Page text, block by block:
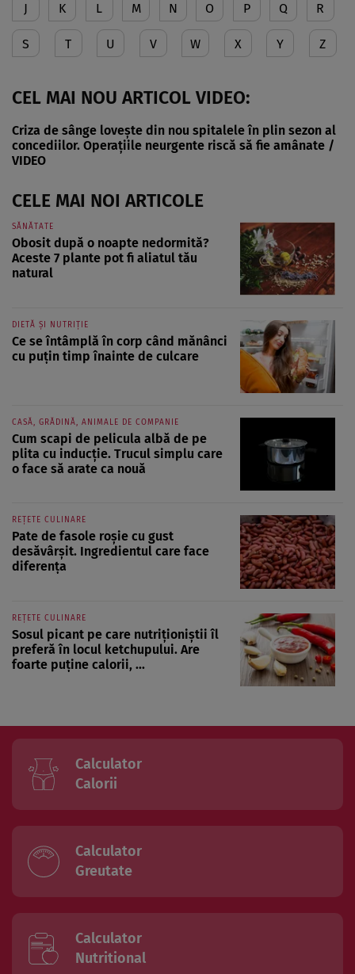
J K L M N O P Q R
S T U V W X Y Z
CEL MAI NOU ARTICOL VIDEO:
Criza de sânge lovește din nou spitalele în plin sezon al
concediilor. Operațiile neurgente riscă să fie amânate /
VIDEO
CELE MAI NOI ARTICOLE
SĂNĂTATE
Obosit după o noapte nedormită?
Aceste 7 plante pot fi aliatul tău
natural
DIETĂ ȘI NUTRIȚIE
Ce se întâmplă în corp când mănânci
cu puțin timp înainte de culcare
CASĂ, GRĂDINĂ, ANIMALE DE COMPANIE
Cum scapi de pelicula albă de pe
plita cu inducție. Trucul simplu care
o face să arate ca nouă
REȚETE CULINARE
Pate de fasole roșie cu gust
desăvârșit. Ingredientul care face
diferența
REȚETE CULINARE
Sosul picant pe care nutriționiștii îl
preferă în locul ketchupului. Are
foarte puține calorii, ...
Calculator
Calorii
Calculator
Greutate
Calculator
Nutritional